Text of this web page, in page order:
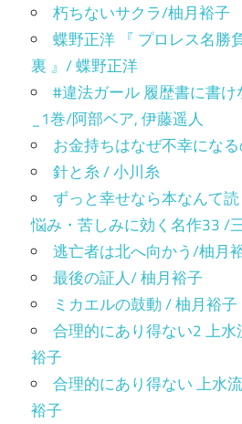
朽ちないサクラ/柚月裕子
蝶野正洋 『 プロレス名勝
裏 』/ 蝶野正洋
#違法ガール 履歴書に書け
_1巻/阿部ベア, 伊藤遥人
お金持ちはなぜ不幸にな
針と糸 / 小川糸
ずっと幸せなら本なんて
悩み・苦しみに効く名作33 /
逃亡者は北へ向かう/柚月
最後の証人/ 柚月裕子
ミカエルの鼓動 / 柚月裕子
合理的にあり得ない2 上
裕子
合理的にあり得ない 上水
裕子